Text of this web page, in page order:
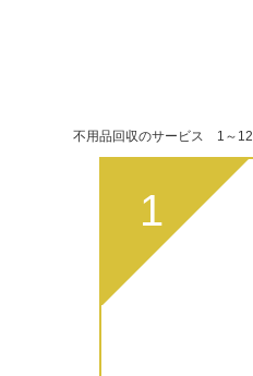
不用品回収のサービス 1～
1